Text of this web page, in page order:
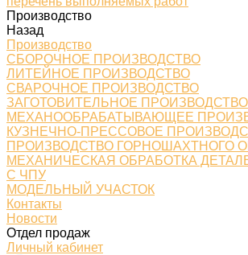
Производство
Назад
Производство
СБОРОЧНОЕ ПРОИЗВОДСТВО
ЛИТЕЙНОЕ ПРОИЗВОДСТВО
СВАРОЧНОЕ ПРОИЗВОДСТВО
ЗАГОТОВИТЕЛЬНОЕ ПРОИЗВОДСТВО
МЕХАНООБРАБАТЫВАЮЩЕЕ
КУЗНЕЧНО-ПРЕССОВОЕ
ПРОИЗВОДСТВО ГОРНОШАХТНОГО
МЕХАНИЧЕСКАЯ ОБРАБОТКА
С ЧПУ
МОДЕЛЬНЫЙ УЧАСТОК
Контакты
Новости
Отдел продаж
Личный кабинет